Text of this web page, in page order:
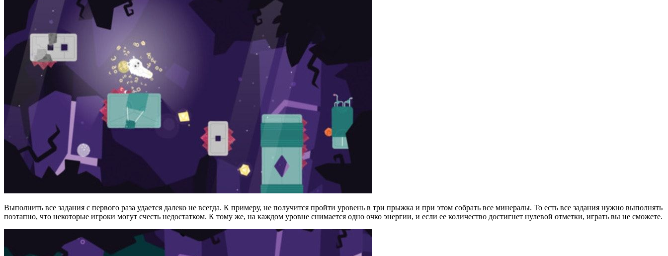
Выполнить все задания с первого раза удается далеко не всегда. К примеру, не получится пройти уровень в три прыжка и при этом собрать все минералы. То есть все задания нужно выполнять
поэтапно, что некоторые игроки могут счесть недостатком. К тому же, на каждом уровне снимается одно очко энергии, и если ее количество достигнет нулевой отметки, играть вы не сможете.